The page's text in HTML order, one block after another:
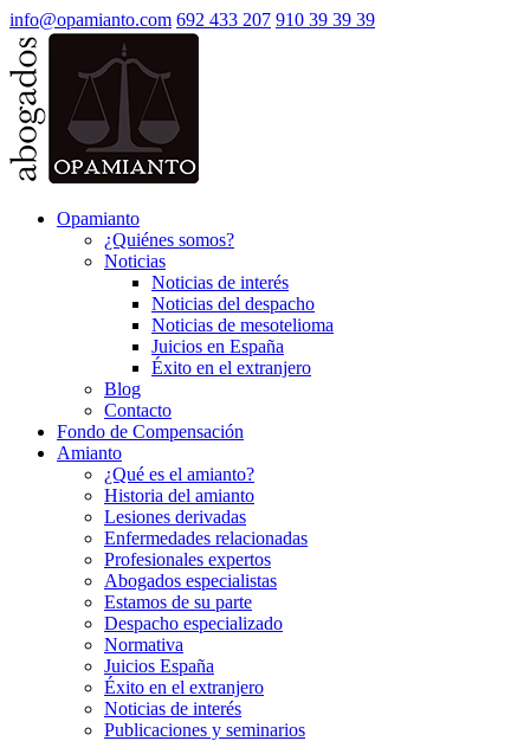
info@opamianto.com 692 433 207 910 39 39 39
Opamianto
¿Quiénes somos?
Noticias
Noticias de interés
Noticias del despacho
Noticias de mesotelioma
Juicios en España
Éxito en el extranjero
Blog
Contacto
Fondo de Compensación
Amianto
¿Qué es el amianto?
Historia del amianto
Lesiones derivadas
Enfermedades relacionadas
Profesionales expertos
Abogados especialistas
Estamos de su parte
Despacho especializado
Normativa
Juicios España
Éxito en el extranjero
Noticias de interés
Publicaciones y seminarios